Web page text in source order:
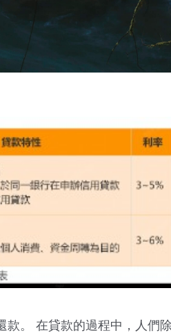
。 在貸款的過程中，人們